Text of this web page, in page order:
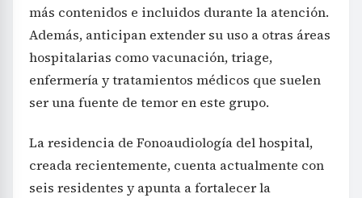
más contenidos e incluidos durante la atención.
Además, anticipan extender su uso a otras áreas
hospitalarias como vacunación, triage,
enfermería y tratamientos médicos que suelen
ser una fuente de temor en este grupo.
La residencia de Fonoaudiología del hospital,
creada recientemente, cuenta actualmente con
seis residentes y apunta a fortalecer la